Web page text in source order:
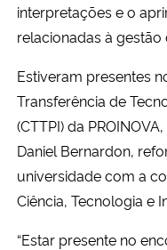
Secretaria de Governo
Gabinete de Segurança
Planalto
interpretações e o
relacionadas à
Estiveram presentes
Transferência de
(CTTPI) da
Daniel Bernardon,
universidade com a
Ciência, Tecnologia e
“Estar presente no